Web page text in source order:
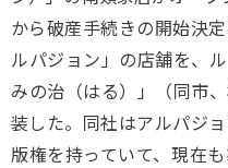
から破産手続きの開始決
ルパジョン」の店舗を、
みの治（はる）」（同市
装した。同社はアルパジ
版権を持っていて、現在